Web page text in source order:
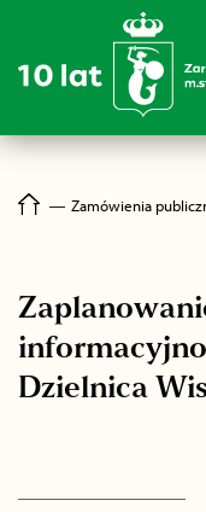
― Zamówienia
Dzielnica